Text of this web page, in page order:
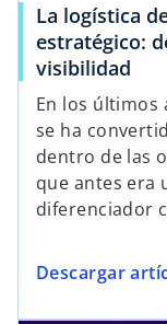
La logística
estratégico:
visibilidad
En los últimos
se ha
dentro de las
que antes era
diferenciador
Descargar